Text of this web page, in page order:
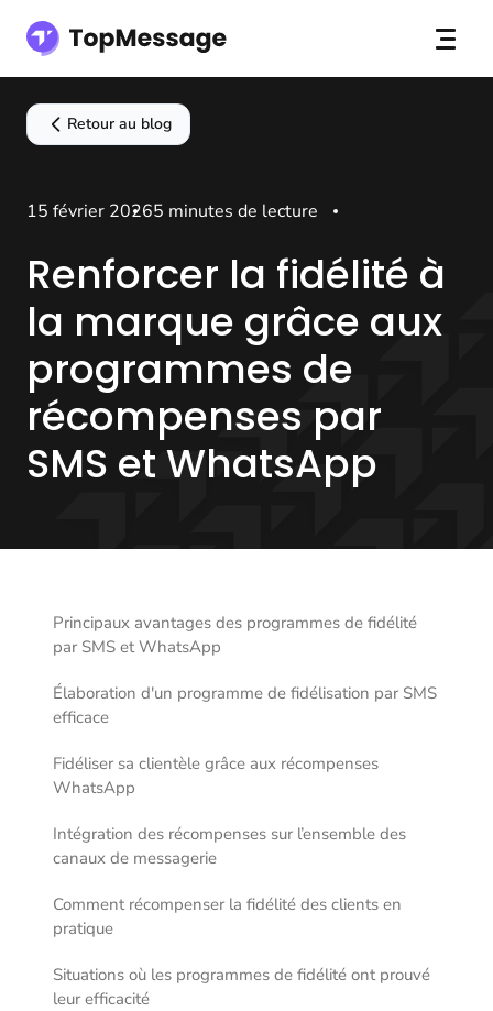
Retour au blog
15 février 20265 minutes de lecture
Renforcer la fidélité à
la marque grâce aux
programmes de
récompenses par
SMS et WhatsApp
Principaux avantages des programmes de fidélité
par SMS et WhatsApp
Élaboration d'un programme de fidélisation par SMS
efficace
Fidéliser sa clientèle grâce aux récompenses
WhatsApp
Intégration des récompenses sur l’ensemble des
canaux de messagerie
Comment récompenser la fidélité des clients en
pratique
Situations où les programmes de fidélité ont prouvé
leur efficacité